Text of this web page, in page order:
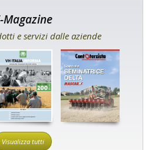
Magazine
e servizi dalle aziende
Visualizza tutti